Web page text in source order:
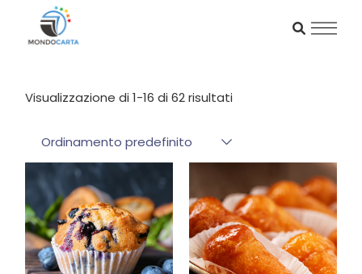
content
Visualizzazione di 1-16 di 62 risultati
Ordinamento predefinito